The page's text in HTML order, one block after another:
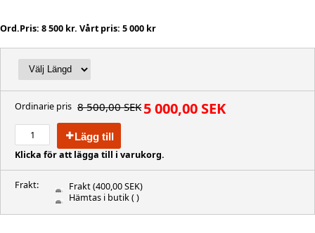
Ord.Pris: 8 500 kr. Vårt pris: 5 000 kr
Ordinarie pris 8 500,00 SEK 5 000,00 SEK
Lägg till
Klicka för att lägga till i varukorg.
Frakt: Frakt(400,00 SEK)
Hämtas i butik( )